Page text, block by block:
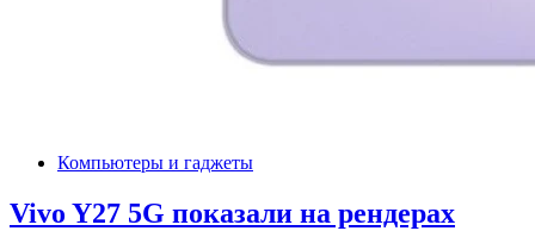
Компьютеры и гаджеты
Vivo Y27 5G показали на рендерах